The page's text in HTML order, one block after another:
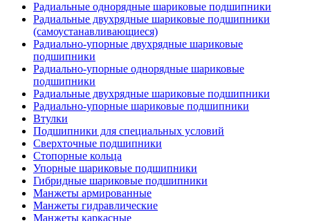
Радиальные однорядные шариковые подшипники
Радиальные двухрядные шариковые подшипники
(самоустанавливающиеся)
Радиально-упорные двухрядные шариковые
подшипники
Радиально-упорные однорядные шариковые
подшипники
Радиальные двухрядные шариковые подшипники
Радиально-упорные шариковые подшипники
Втулки
Подшипники для специальных условий
Сверхточные подшипники
Стопорные кольца
Упорные шариковые подшипники
Гибридные шариковые подшипники
Манжеты армированные
Манжеты гидравлические
Манжеты каркасные